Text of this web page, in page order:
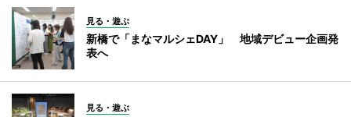
見る・遊ぶ
新橋で「まなマルシェDAY」 地域デビュー企画発
表へ
見る・遊ぶ